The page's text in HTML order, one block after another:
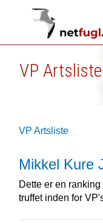
VP Artsliste
VP Artsliste
Mikkel Kure
Dette er en
truffet inden for